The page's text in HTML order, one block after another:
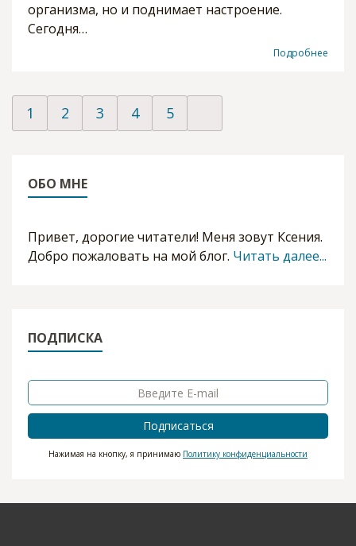
организма, но и поднимает настроение.
Сегодня…
Подробнее
1 2 3 4 5
ОБО МНЕ
Привет, дорогие читатели! Меня зовут Ксения.
Добро пожаловать на мой блог. Читать далее...
ПОДПИСКА
Подписаться
Нажимая на кнопку, я принимаю Политику конфиденциальности